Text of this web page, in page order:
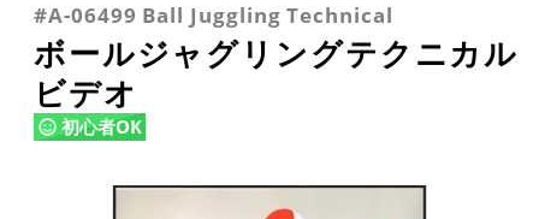
#A-06499 Ball Juggling Technical
ボールジャグリングテクニカル
ビデオ
初心者OK